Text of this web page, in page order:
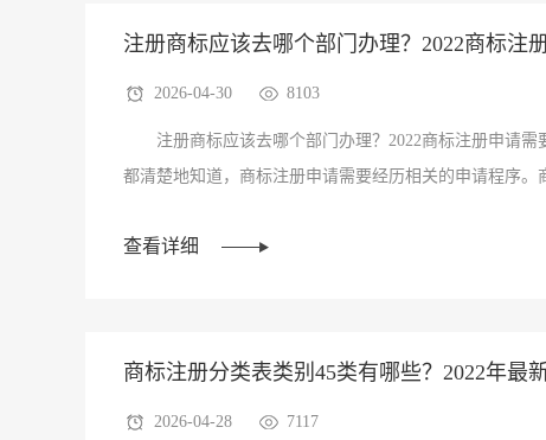
注册商标应该去哪个部门办理？2022商标注
久？2026-04-30 8103
注册商标应该去哪个部门办理？2022商标注册申请需
都清楚地知道，商标注册申请需要经历相关的申请程序。
查看详细
商标注册分类表类别45类有哪些？2022年最
2026-04-28 7117